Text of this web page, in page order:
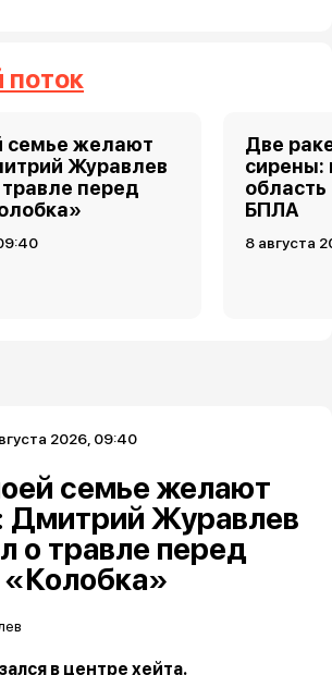
поток
семье желают
Журавлев
перед
Две
сирены:
БПЛА
8 августа
2026, 09:40
семье желают
Дмитрий Журавлев
о травле перед
в центре хейта.